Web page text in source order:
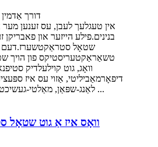
דורך אַדמין אויף
אין טעגלעך לעבן, עס זענען
בנינים.פילע הייזער און פאבריקן
שטאָל
טשאַראַקטעריסטיקס פון הויך
וואָג, גוט קוילעלדיק
דיפאָרמאַביליטי, אַזוי עס איז
לאַנג-שפּאַן, מאַלטי-געשיכטע און סופּער-ה ...
וואָס איז אַ גוט שטאָל